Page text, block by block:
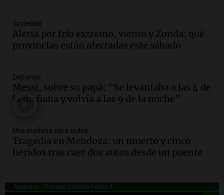
Episodios
Audio. Borges, abogada de Pourrain:
"Tres hombres se lo llevaron para
Una mañana para todos
Episodios
Audio.Voluntarios limpiaron 9.000
Una mañana para todos
Episodios
La historia de la servilleta que
contrato de Leo con Barcelona
Sociedad
Alerta por frío extremo, viento y Zonda: qué
provincias están afectadas este sábado
Deportes
Messi, sobre su papá: "Se levantaba a las 4 de
la mañana y volvía a las 9 de la noche"
Una mañana para todos
Tragedia en Mendoza: un muerto y cinco
heridos tras caer dos autos desde un puente